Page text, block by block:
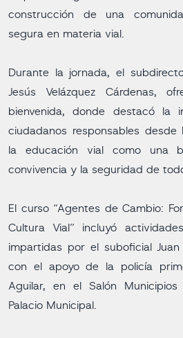
construcción de una
segura en materia vial.
Durante la jornada, el
Jesús Velázquez Cárdenas,
bienvenida, donde destacó la
ciudadanos responsables desde
la educación vial como una
convivencia y la seguridad de
El curso “Agentes de Cambio:
Cultura Vial” incluyó
impartidas por el suboficial Juan
con el apoyo de la policía
Aguilar, en el Salón
Palacio Municipal.